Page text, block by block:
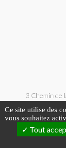
3 Chemin de
Ce site utilise des
vous souhaitez
Tout